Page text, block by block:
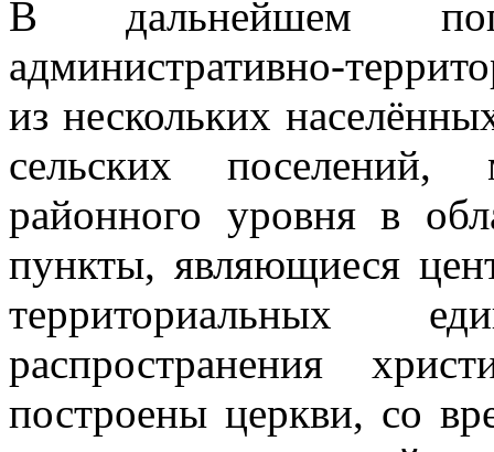
В дальнейшем
административно-
из нескольких
сельских поселений,
районного уровня в
пункты, являющиеся
территориальных
распространения
построены церкви, со